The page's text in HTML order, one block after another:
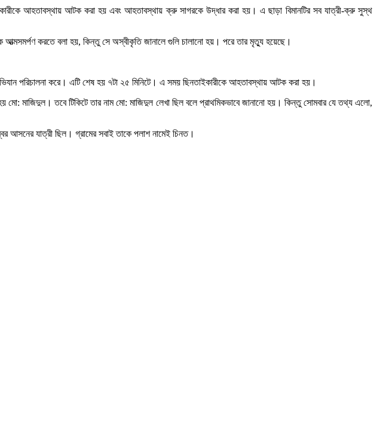
আহতাবস্থায় আটক করা হয় এবং আহতাবস্থায় ক্রু সাগরকে উদ্ধার করা হয়। এ ছাড়া বিমানটির সব যাত্রী-ক্রু সুস্থ
আত্মসমর্পণ করতে বলা হয়, কিন্তু সে অস্বীকৃতি জানালে গুলি চালানো হয়। পরে তার মৃত্যু হয়েছে।
পরিচালনা করে। এটি শেষ হয় ৭টা ২৫ মিনিটে। এ সময় ছিনতাইকারীকে আহতাবস্থায় আটক করা হয়।
মো: মাজিদুল। তবে টিকিটে তার নাম মো: মাজিদুল লেখা ছিল বলে প্রাথমিকভাবে জানানো হয়। কিন্তু সোমবার যে তথ্য এলো,
আসনের যাত্রী ছিল। গ্রামের সবাই তাকে পলাশ নামেই চিনত।